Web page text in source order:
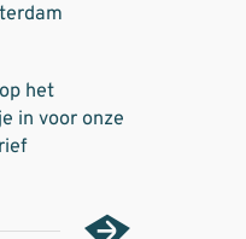
het
in voor onze